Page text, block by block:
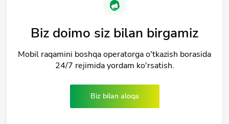
Biz doimo siz bilan birgamiz
Mobil raqamini boshqa operatorga o'tkazish borasida
24/7 rejimida yordam ko'rsatish.
Biz bilan aloqa